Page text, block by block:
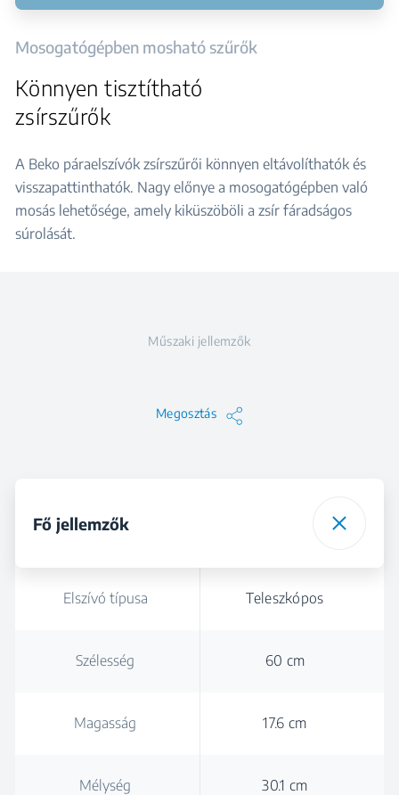
Mosogatógépben mosható szűrők
Könnyen tisztítható
zsírszűrők
A Beko páraelszívók zsírszűrői könnyen eltávolíthatók és
visszapattinthatók. Nagy előnye a mosogatógépben való
mosás lehetősége, amely kiküszöböli a zsír fáradságos
súrolását.
Műszaki jellemzők
Megosztás
Fő jellemzők
Elszívó típusa Teleszkópos
Szélesség 60 cm
Magasság 17.6 cm
Mélység 30.1 cm